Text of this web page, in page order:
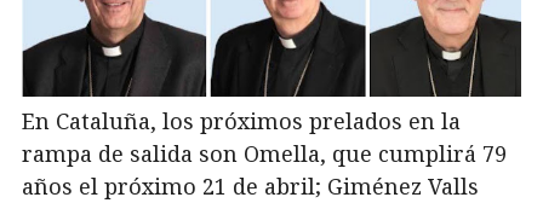
En Cataluña, los próximos prelados en la
rampa de salida son Omella, que cumplirá 79
años el próximo 21 de abril; Giménez Valls